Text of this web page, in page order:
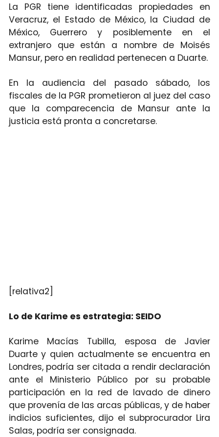
La PGR tiene identificadas propiedades en
Veracruz, el Estado de México, la Ciudad de
México, Guerrero y posiblemente en el
extranjero que están a nombre de Moisés
Mansur, pero en realidad pertenecen a Duarte.
En la audiencia del pasado sábado, los
fiscales de la PGR prometieron al juez del caso
que la comparecencia de Mansur ante la
justicia está pronta a concretarse.
[relativa2]
Lo de Karime es estrategia: SEIDO
Karime Macías Tubilla, esposa de Javier
Duarte y quien actualmente se encuentra en
Londres, podría ser citada a rendir declaración
ante el Ministerio Público por su probable
participación en la red de lavado de dinero
que provenía de las arcas públicas, y de haber
indicios suficientes, dijo el subprocurador Lira
Salas, podría ser consignada.